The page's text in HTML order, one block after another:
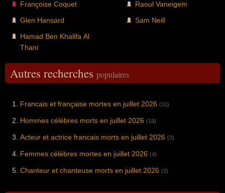
Françoise Coquet
Glen Hansard
Hamad Ben Khalifa Al
Thani
Raoul Vaneigem
Sam Neill
Autres recherches populaires
Francais et française mortes en juillet 2026 (10)
Hommes célèbres morts en juillet 2026 (19)
Acteur et actrice francais morts en juillet 2026 (3)
Femmes célèbres mortes en juillet 2026 (4)
Chanteur et chanteuse morts en juillet 2026 (3)